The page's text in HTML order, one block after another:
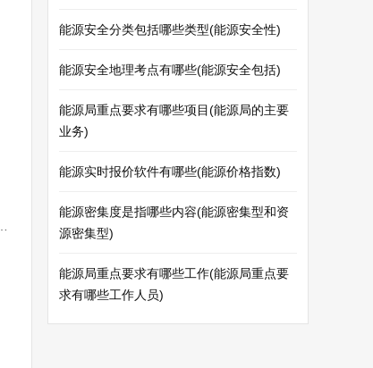
能源安全分类包括哪些类型(能源安全性)
能源安全地理考点有哪些(能源安全包括)
能源局重点要求有哪些项目(能源局的主要
业务)
能源实时报价软件有哪些(能源价格指数)
能源密集度是指哪些内容(能源密集型和资
源密集型)
能源局重点要求有哪些工作(能源局重点要
求有哪些工作人员)